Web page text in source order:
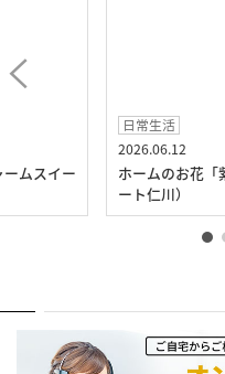
ムスイー
日常生活
2026.06.12
ホームのお花「
ート仁川）